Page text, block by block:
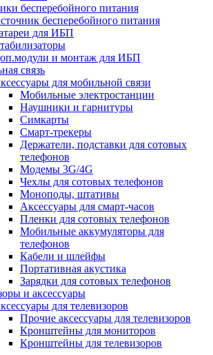
бесперебойного питания
бесперебойного питания
для ИБП
и монтаж для ИБП
связь
для мобильной связи
Мобильные электростанции
Наушники и гарнитуры
Симкарты
Смарт-трекеры
Держатели, подставки для сотовых
телефонов
Модемы 3G/4G
Чехлы для сотовых телефонов
Моноподы, штативы
Аксессуары для смарт-часов
Пленки для сотовых телефонов
Мобильные аккумуляторы для
телефонов
Кабели и шлейфы
Портативная акустика
Зарядки для сотовых телефонов
и аксессуары
для телевизоров
Прочие аксессуары для телевизоров
Кронштейны для мониторов
Кронштейны для телевизоров